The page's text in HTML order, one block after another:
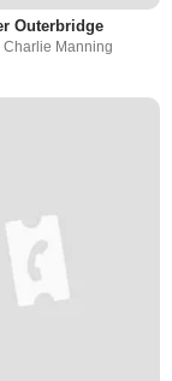
Outerbridge
Charlie Manning